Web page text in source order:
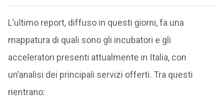
L’ultimo report, diffuso in questi giorni, fa una
mappatura di quali sono gli incubatori e gli
acceleratori presenti attualmente in Italia, con
un’analisi dei principali servizi offerti. Tra questi
rientrano: